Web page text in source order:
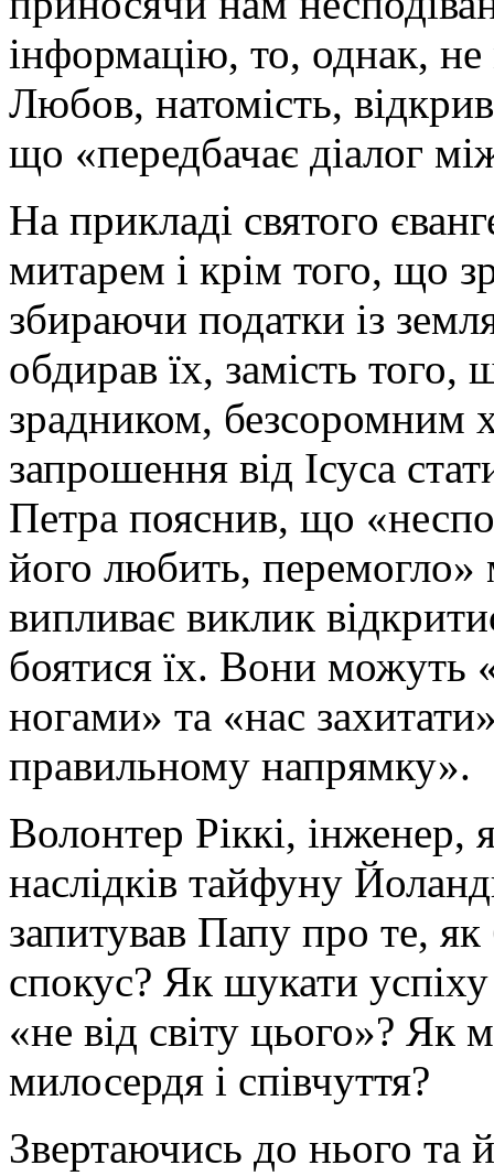
інформацію, то, однак,
Любов, натомість,
що «передбачає діалог
На прикладі святого
митарем і крім того, що
збираючи податки із
обдирав їх, замість
зрадником, безсоромним
запрошення від Ісуса
Петра пояснив, що
його любить, перемогло»
випливає виклик
боятися їх. Вони можуть
ногами» та «нас
правильному напрямку».
Волонтер Ріккі, інженер,
наслідків тайфуну
запитував Папу про те,
спокус? Як шукати
«не від світу цього»? Як
милосердя і співчуття?
Звертаючись до нього та